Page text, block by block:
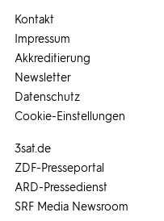
3sat.de
ZDF-Presseportal
ARD-Pressedienst
SRF Media Newsroom
Kontakt
Impressum
Akkreditierung
Newsletter
Datenschutz
Cookie-Einstellungen